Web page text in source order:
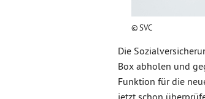
© SVC
Die
Box abholen und
Funktion für die
jetzt schon